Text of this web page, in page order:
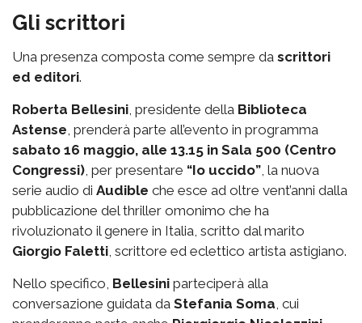
Gli scrittori
Una presenza composta come sempre da scrittori
ed editori.
Roberta Bellesini , presidente della Biblioteca
Astense , prenderà parte all’evento in programma
sabato 16 maggio, alle 13.15 in Sala 500 (Centro
Congressi) , per presentare “Io uccido” , la nuova
serie audio di Audible che esce ad oltre vent’anni dalla
pubblicazione del thriller omonimo che ha
rivoluzionato il genere in Italia, scritto dal marito
Giorgio Faletti , scrittore ed eclettico artista astigiano.
Nello specifico, Bellesini parteciperà alla
conversazione guidata da Stefania Soma , cui